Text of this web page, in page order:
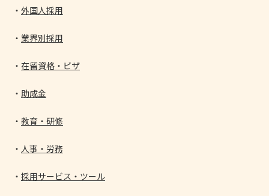
外国人採用
業界別採用
在留資格・ビザ
助成金
教育・研修
人事・労務
採用サービス・ツール